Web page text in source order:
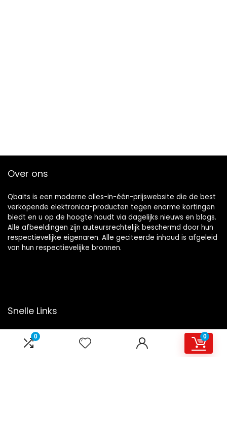
0 0
Over ons
Qbaits is een moderne alles-in-één-prijswebsite die de best
verkopende elektronica-producten tegen enorme kortingen
biedt en u op de hoogte houdt via dagelijks nieuws en blogs.
Alle afbeeldingen zijn auteursrechtelijk beschermd door hun
respectievelijke eigenaren. Alle geciteerde inhoud is afgeleid
van hun respectievelijke bronnen.
Snelle Links
Overzicht